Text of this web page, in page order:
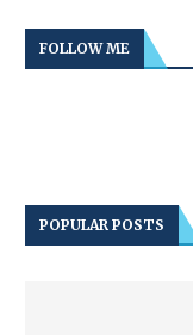
FOLLOW ME
POPULAR POSTS